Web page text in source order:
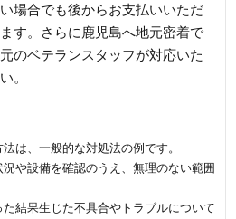
場合でも後からお支払いいただ
す。さらに鹿児島へ地元密着で
のベテランスタッフが対応いた
。
は、一般的な対処法の例です。
や設備を確認のうえ、無理のない範囲
結果生じた不具合やトラブルについて